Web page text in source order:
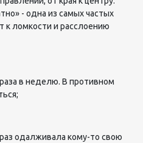
- одна из самых частых
к ломкости и расслоению
в неделю. В противном
одалживала кому-то свою